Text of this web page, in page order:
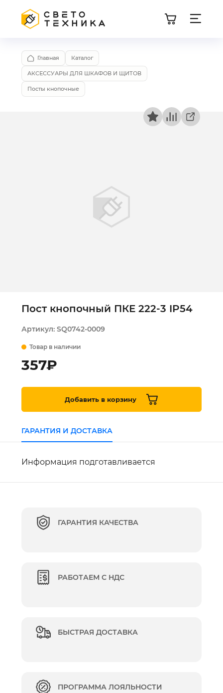
Главная Каталог
АКСЕССУАРЫ ДЛЯ ШКАФОВ И ЩИТОВ
Посты кнопочные
Пост кнопочный ПКЕ 222-3 IP54
Артикул: SQ0742-0009
Товар в наличии
357₽
Добавить в корзину
ГАРАНТИЯ И ДОСТАВКА
Информация подготавливается
ГАРАНТИЯ КАЧЕСТВА
РАБОТАЕМ С НДС
БЫСТРАЯ ДОСТАВКА
ПРОГРАММА ЛОЯЛЬНОСТИ